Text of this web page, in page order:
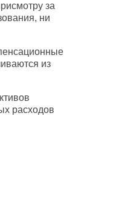
за
ни
из
расходов